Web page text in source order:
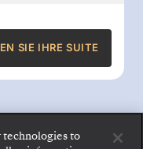
SIE IHRE SUITE
technologies to